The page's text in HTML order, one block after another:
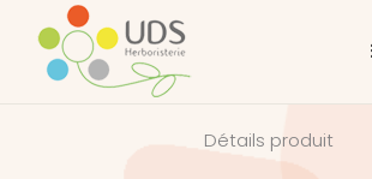
Détails produit